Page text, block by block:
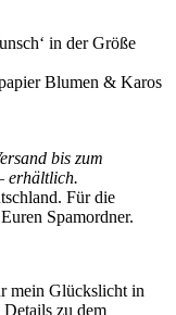
in der Größe
Blumen & Karos
bis zum
erhältlich.
Für die
Spamordner.
mein Glückslicht in
zu dem